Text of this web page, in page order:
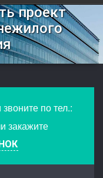
проект
по тел.:
закажите